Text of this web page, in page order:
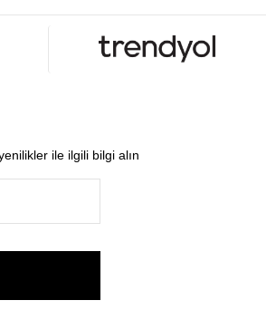
ile ilgili bilgi alın